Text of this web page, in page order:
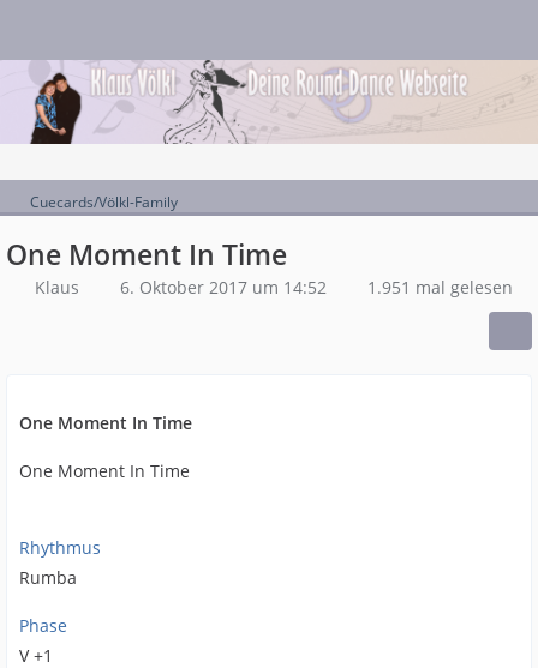
Cuecards/Völkl-Family
One Moment In Time
Klaus 6. Oktober 2017 um 14:52 1.951 mal gelesen
One Moment In Time
One Moment In Time
Rhythmus
Rumba
Phase
V +1